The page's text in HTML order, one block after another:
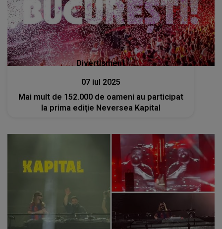
Divertisment
07 iul 2025
Mai mult de 152.000 de oameni au participat
la prima ediţie Neversea Kapital